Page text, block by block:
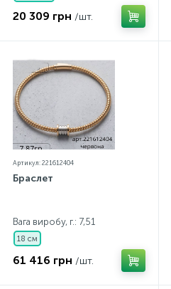
20 309 грн /шт.
Артикул: 221612404
Браслет
Вага виробу, г.: 7,51
18 см
61 416 грн /шт.